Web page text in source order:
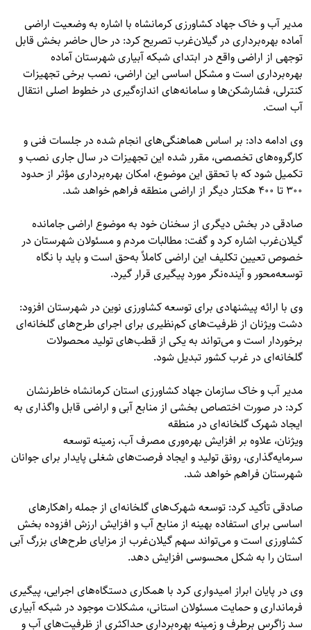
مدیر آب و خاک جهاد کشاورزی کرمانشاه با اشاره به وضعیت اراضی
آماده بهره‌برداری در گیلان‌غرب تصریح کرد: در حال حاضر بخش قابل
توجهی از اراضی واقع در ابتدای شبکه آبیاری شهرستان آماده
بهره‌برداری است و مشکل اساسی این اراضی، نصب برخی تجهیزات
کنترلی، فشارشکن‌ها و سامانه‌های اندازه‌گیری در خطوط اصلی انتقال
آب است.
وی ادامه داد: بر اساس هماهنگی‌های انجام شده در جلسات فنی و
کارگروه‌های تخصصی، مقرر شده این تجهیزات در سال جاری نصب و
تکمیل شود که با تحقق این موضوع، امکان بهره‌برداری مؤثر از حدود
۳۰۰ تا ۴۰۰ هکتار دیگر از اراضی منطقه فراهم خواهد شد.
صادقی در بخش دیگری از سخنان خود به موضوع اراضی جامانده
گیلان‌غرب اشاره کرد و گفت: مطالبات مردم و مسئولان شهرستان در
خصوص تعیین تکلیف این اراضی کاملاً به‌حق است و باید با نگاه
توسعه‌محور و آینده‌نگر مورد پیگیری قرار گیرد.
وی با ارائه پیشنهادی برای توسعه کشاورزی نوین در شهرستان افزود:
دشت ویژنان از ظرفیت‌های کم‌نظیری برای اجرای طرح‌های گلخانه‌ای
برخوردار است و می‌تواند به یکی از قطب‌های تولید محصولات
گلخانه‌ای در غرب کشور تبدیل شود.
مدیر آب و خاک سازمان جهاد کشاورزی استان کرمانشاه خاطرنشان
کرد: در صورت اختصاص بخشی از منابع آبی و اراضی قابل واگذاری به
ایجاد شهرک گلخانه‌ای در منطقه
ویژنان، علاوه بر افزایش بهره‌وری مصرف آب، زمینه توسعه
سرمایه‌گذاری، رونق تولید و ایجاد فرصت‌های شغلی پایدار برای جوانان
شهرستان فراهم خواهد شد.
صادقی تأکید کرد: توسعه شهرک‌های گلخانه‌ای از جمله راهکارهای
اساسی برای استفاده بهینه از منابع آب و افزایش ارزش افزوده بخش
کشاورزی است و می‌تواند سهم گیلان‌غرب از مزایای طرح‌های بزرگ آبی
استان را به شکل محسوسی افزایش دهد.
وی در پایان ابراز امیدواری کرد با همکاری دستگاه‌های اجرایی، پیگیری
فرمانداری و حمایت مسئولان استانی، مشکلات موجود در شبکه آبیاری
سد زاگرس برطرف و زمینه بهره‌برداری حداکثری از ظرفیت‌های آب و